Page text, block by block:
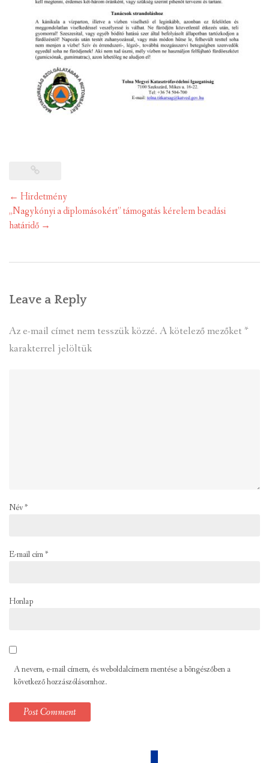
Post
navigation
← Hirdetmény
„Nagykónyi a diplomásokért” támogatás kérelem beadási
határidő →
Leave a Reply
Az e-mail címet nem tesszük közzé. A kötelező mezőket *
karakterrel jelöltük
Név*
E-mail cím*
Honlap
A nevem, e-mail címem, és weboldalcímem mentése a böngészőben a
következő hozzászólásomhoz.